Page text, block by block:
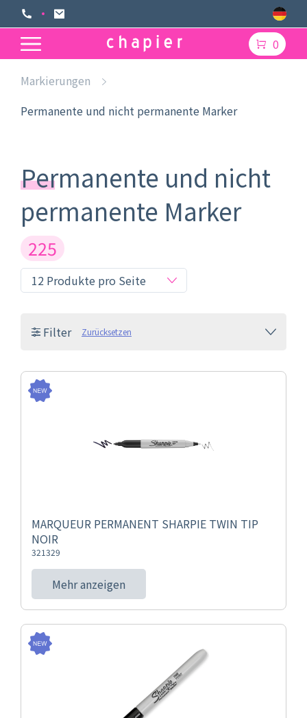
0
Markierungen
Permanente und nicht permanente Marker
Permanente und nicht
permanente Marker
225
Filter Zurücksetzen
MARQUEUR PERMANENT SHARPIE TWIN TIP
NOIR
321329
Mehr anzeigen